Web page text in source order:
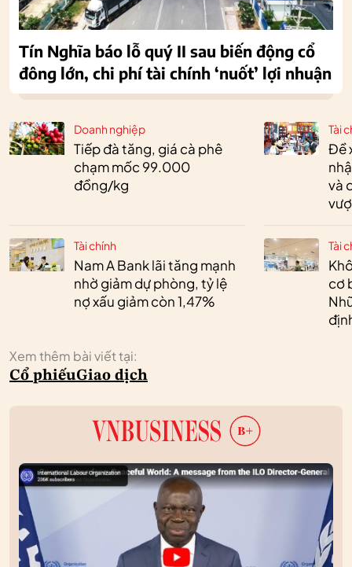
Doanh nghiệp
Tiếp đà tăng, giá cà phê
chạm mốc 99.000
đồng/kg
Tài chính
Nam A Bank lãi tăng mạnh
nhờ giảm dự phòng, tỷ lệ
nợ xấu giảm còn 1,47%
Tài
Đề
và
Tài
cơ
Xem thêm bài viết tại:
Cổ phiếuGiao dịch
Tín Nghĩa báo lỗ quý II sau biến động cổ
đông lớn, chi phí tài chính ‘nuốt’ lợi nhuận